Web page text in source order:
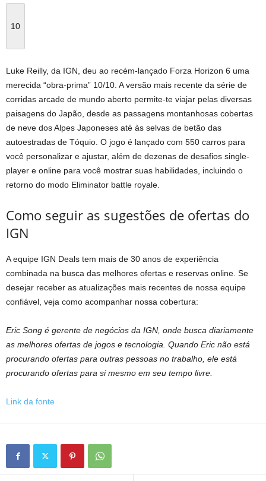
10
Luke Reilly, da IGN, deu ao recém-lançado Forza Horizon 6 uma
merecida “obra-prima” 10/10. A versão mais recente da série de
corridas arcade de mundo aberto permite-te viajar pelas diversas
paisagens do Japão, desde as passagens montanhosas cobertas
de neve dos Alpes Japoneses até às selvas de betão das
autoestradas de Tóquio. O jogo é lançado com 550 carros para
você personalizar e ajustar, além de dezenas de desafios single-
player e online para você mostrar suas habilidades, incluindo o
retorno do modo Eliminator battle royale.
Como seguir as sugestões de ofertas do
IGN
A equipe IGN Deals tem mais de 30 anos de experiência
combinada na busca das melhores ofertas e reservas online. Se
desejar receber as atualizações mais recentes de nossa equipe
confiável, veja como acompanhar nossa cobertura:
Eric Song é gerente de negócios da IGN, onde busca diariamente
as melhores ofertas de jogos e tecnologia. Quando Eric não está
procurando ofertas para outras pessoas no trabalho, ele está
procurando ofertas para si mesmo em seu tempo livre.
Link da fonte